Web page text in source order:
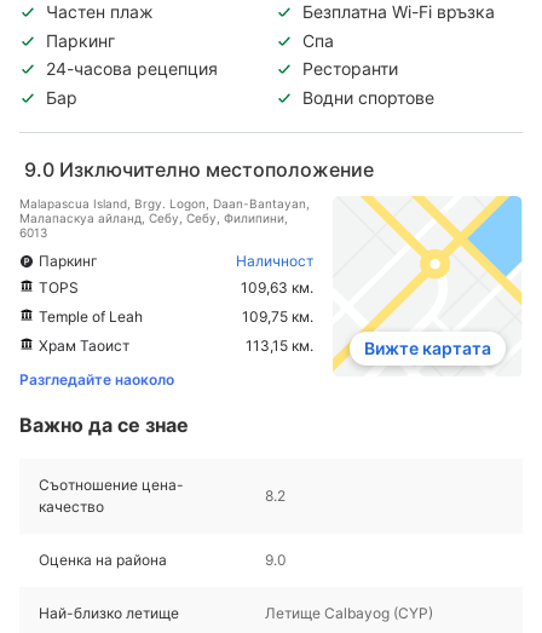
Частен плаж
Безплатна Wi-Fi връзка
Паркинг
Спа
24-часова рецепция
Ресторанти
Бар
Водни спортове
9.0 Изключително местоположение
Malapascua Island, Brgy. Logon, Daan-Bantayan,
Малапаскуа айланд, Себу, Себу, Филипини,
6013
Паркинг
Наличност
TOPS
109,63 км.
Temple of Leah
109,75 км.
Храм Таоист
113,15 км.
Разгледайте наоколо
Вижте картата
Важно да се знае
Съотношение цена-
качество
8.2
Оценка на района 9.0
Най-близко летище Летище Calbayog (CYP)